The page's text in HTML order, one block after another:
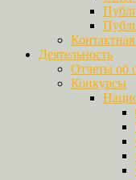
Деятельность
Отчеты об
Конкурсы